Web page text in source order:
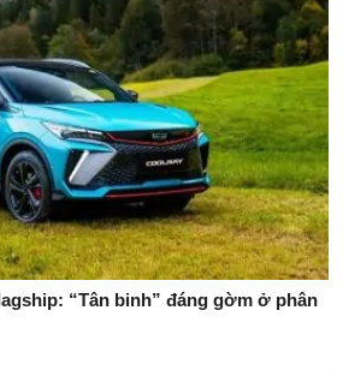
“Tân binh” đáng gờm ở phân